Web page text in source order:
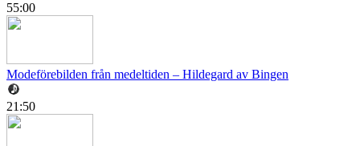
55:00
Modeförebilden från medeltiden – Hildegard av Bingen
21:50